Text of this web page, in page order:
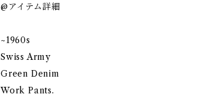
@アイテム詳細
~1960s
Swiss Army
Green Denim
Work Pants.